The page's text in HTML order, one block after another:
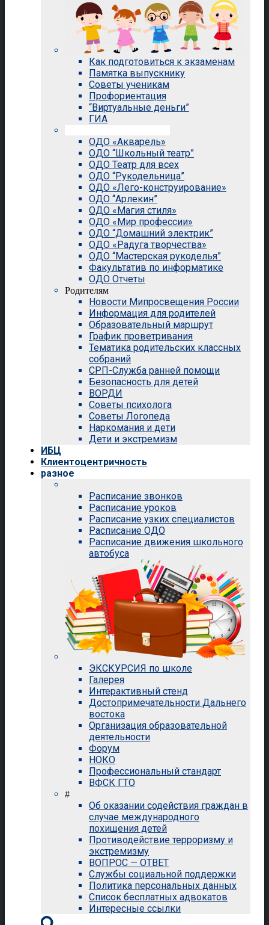
Как подготовиться к экзаменам
Памятка выпускнику
Советы ученикам
Профориентация
“Виртуальные деньги”
ГИА
ОДО «Акварель»
ОДО “Школьный театр”
ОДО Театр для всех
ОДО “Рукодельница”
ОДО «Лего-конструирование»
ОДО “Арлекин”
ОДО «Магия стиля»
ОДО «Мир профессии»
ОДО “Домашний электрик”
ОДО «Радуга творчества»
ОДО “Мастерская рукоделья”
Факультатив по информатике
ОДО Отчеты
Родителям
Новости Мипросвещения России
Информация для родителей
Образовательный маршрут
График проветривания
Тематика родительских классных
собраний
СРП-Служба ранней помощи
Безопасность для детей
ВОРДИ
Советы психолога
Советы Логопеда
Наркомания и дети
Дети и экстремизм
ИБЦ
Клиентоцентричность
разное
Расписание звонков
Расписание уроков
Расписание узких специалистов
Расписание ОДО
Расписание движения школьного
автобуса
ЭКСКУРСИЯ по школе
Галерея
Интерактивный стенд
Достопримечательности Дальнего
востока
Организация образовательной
деятельности
Форум
НОКО
Профессиональный стандарт
ВФСК ГТО
#
Об оказании содействия граждан в
случае международного
похищения детей
Противодействие терроризму и
экстремизму
ВОПРОС — ОТВЕТ
Службы социальной поддержки
Политика персональных данных
Список бесплатных адвокатов
Интересные ссылки